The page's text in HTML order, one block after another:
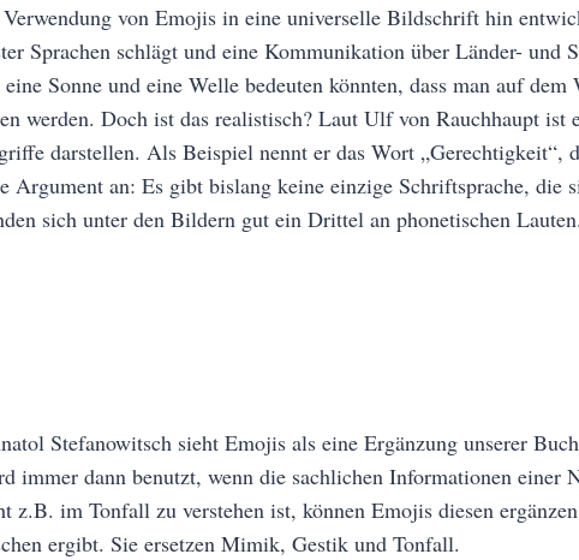
von Emojis in eine universelle Bildschrift hin
Sprachen schlägt und eine Kommunikation über Länder-
eine Sonne und eine Welle bedeuten könnten, dass man auf
werden. Doch ist das realistisch? Laut Ulf von Rauchhaupt
darstellen. Als Beispiel nennt er das Wort
Argument an: Es gibt bislang keine einzige Schriftsprache, die
sich unter den Bildern gut ein Drittel an phonetischen Lauten.
Stefanowitsch sieht Emojis als eine Ergänzung unserer
immer dann benutzt, wenn die sachlichen Informationen
z.B. im Tonfall zu verstehen ist, können Emojis diesen
ergibt. Sie ersetzen Mimik, Gestik und Tonfall.